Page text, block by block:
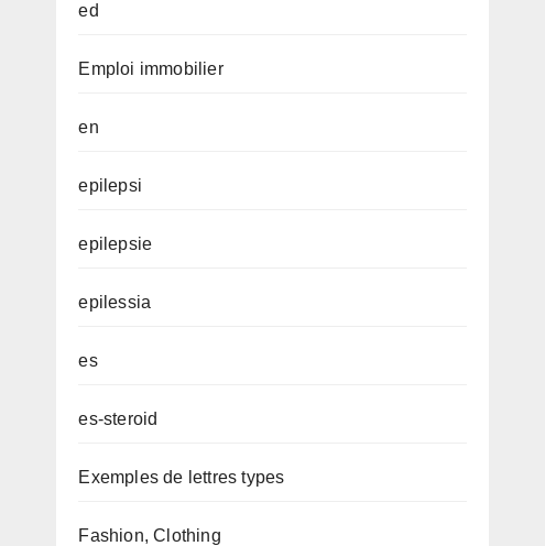
ed
Emploi immobilier
en
epilepsi
epilepsie
epilessia
es
es-steroid
Exemples de lettres types
Fashion, Clothing